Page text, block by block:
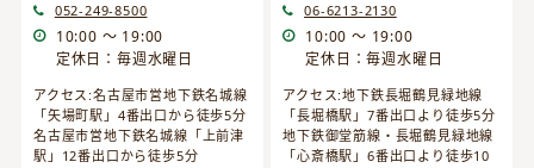
052-249-8500
10:00 ～ 19:00
定休日：毎週水曜日
アクセス:名古屋市営地下鉄名城線
「矢場町駅」4番出口から徒歩5分
名古屋市営地下鉄名城線「上前津
駅」12番出口から徒歩5分
06-6213-2130
10:00 ～ 19:00
定休日：毎週水曜日
アクセス:地下鉄長堀鶴見緑地線
「長堀橋駅」7番出口より徒歩5分
地下鉄御堂筋線・長堀鶴見緑地線
「心斎橋駅」6番出口より徒歩10